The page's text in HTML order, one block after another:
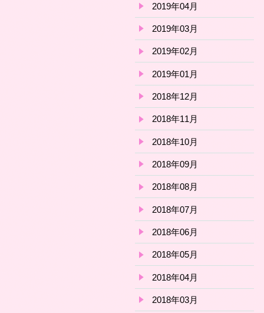
2019年04月
2019年03月
2019年02月
2019年01月
2018年12月
2018年11月
2018年10月
2018年09月
2018年08月
2018年07月
2018年06月
2018年05月
2018年04月
2018年03月